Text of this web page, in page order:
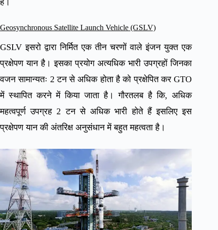
हैं।
Geosynchronous Satellite Launch Vehicle (GSLV)
GSLV इसरो द्वारा निर्मित एक तीन चरणों वाले इंजन युक्त एक
प्रक्षेपण यान है। इसका प्रयोग अत्यधिक भारी उपग्रहों जिनका
वजन सामान्यतः 2 टन से अधिक होता है को प्रक्षेपित कर GTO
में स्थापित करने में किया जाता है। गौरतलब है कि, अधिक
महत्वपूर्ण उपग्रह 2 टन से अधिक भारी होते हैं इसलिए इस
प्रक्षेपण यान की अंतरिक्ष अनुसंधान में बहुत महत्वता है।